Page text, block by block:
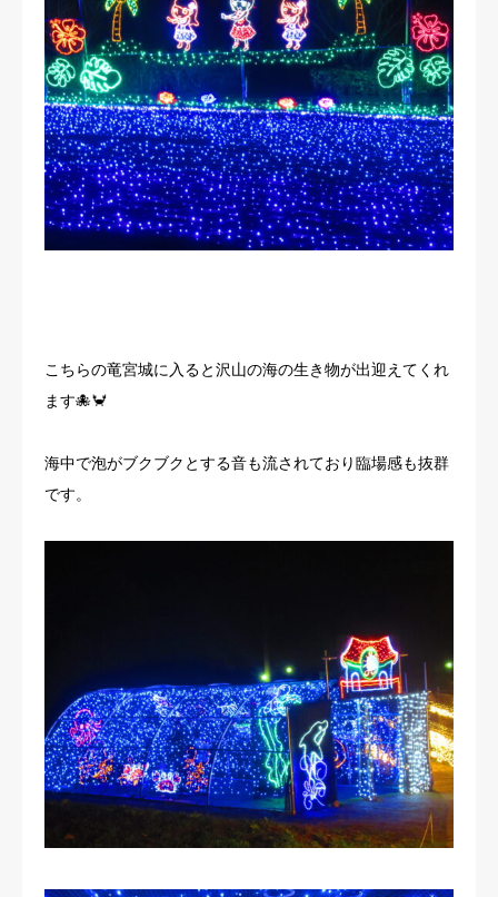
こちらの竜宮城に入ると沢山の海の生き物が出迎えてくれ
ます🐙🦀
海中で泡がブクブクとする音も流されており臨場感も抜群
です。